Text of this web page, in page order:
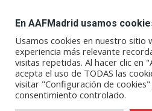
en
Archivos de
los
En AAFMadrid usamos
Usamos cookies en nuestro sitio
experiencia más relevante
visitas repetidas. Al hacer clic en
acepta el uso de TODAS las
visitar "Configuración de
consentimiento controlado.